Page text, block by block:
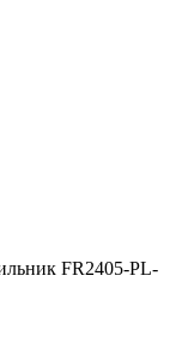
FR2405-PL-